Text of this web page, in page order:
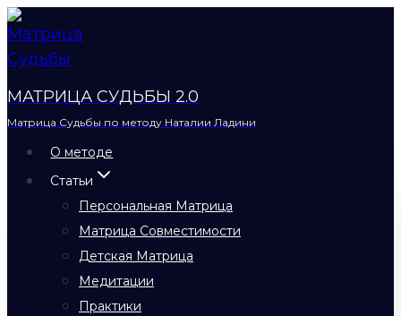
Перейти
к
содержимому
МАТРИЦА СУДЬБЫ 2.0
Матрица Судьбы по методу Наталии Ладини
О методе
Статьи
Персональная Матрица
Матрица Совместимости
Детская Матрица
Медитации
Практики